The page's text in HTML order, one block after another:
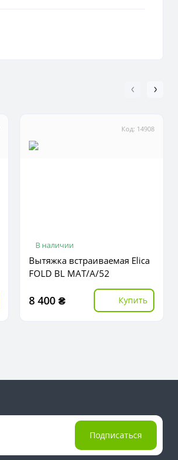
Код: 14908
В наличии
Вытяжка встраиваемая Elica
FOLD BL MAT/A/52
8 400 ₴ Купить
Подписаться